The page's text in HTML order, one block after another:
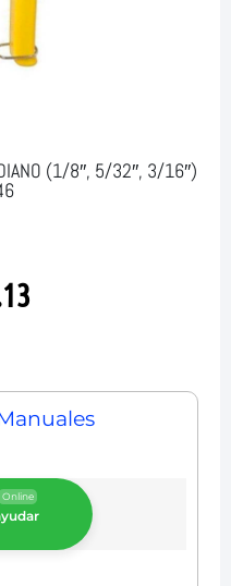
(1/8″, 5/32″, 3/16″)
Online